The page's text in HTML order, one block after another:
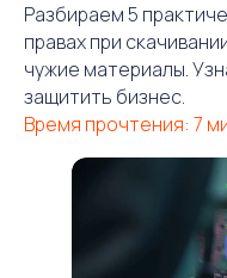
Разбираем 5
правах при
чужие материалы.
защитить бизнес.
Время прочтения: 7